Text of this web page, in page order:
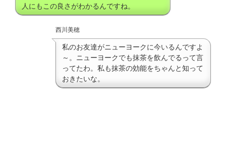
人にもこの良さがわかるんですね。
西川美穂
私のお友達がニューヨークに今いるんですよ
～。ニューヨークでも抹茶を飲んでるって言
ってたわ。私も抹茶の効能をちゃんと知って
おきたいな。